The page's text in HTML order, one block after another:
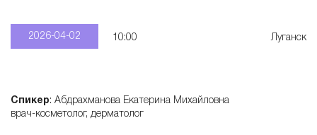
2026-04-02 10:00 Луганск
Спикер: Абдрахманова Екатерина Михайловна
врач-косметолог, дерматолог